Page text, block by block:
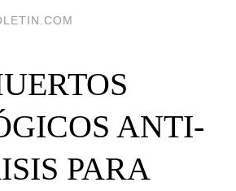
ANTI-
PARA